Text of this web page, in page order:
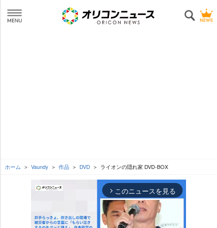
ホーム Vaundy 作品 DVD ライオンの隠れ家 DVD-BOX
arrow_forward_ios このニュースを見る